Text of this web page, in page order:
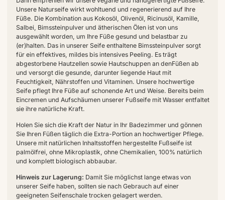
Unsere Naturseife wirkt wohltuend und regenerierend auf Ihre
Füße. Die Kombination aus Kokosöl, Olivenöl, Ricinusöl, Kamille,
Salbei, Bimssteinpulver und ätherischen Ölen ist von uns
ausgewählt worden, um Ihre Füße gesund und belastbar zu
(er)halten. Das in unserer Seife enthaltene Bimssteinpulver sorgt
für ein effektives, mildes bis intensives Peeling. Es trägt
abgestorbene Hautzellen sowie Hautschuppen an denFüßen ab
und versorgt die gesunde, darunter liegende Haut mit
Feuchtigkeit, Nährstoffen und Vitaminen. Unsere hochwertige
Seife pflegt Ihre Füße auf schonende Art und Weise. Bereits beim
Eincremen und Aufschäumen unserer Fußseife mit Wasser entfaltet
sie ihre natürliche Kraft.
Holen Sie sich die Kraft der Natur in Ihr Badezimmer und gönnen
Sie Ihren Füßen täglich die Extra-Portion an hochwertiger Pflege.
Unsere mit natürlichen Inhaltsstoffen hergestellte Fußseife ist
palmölfrei, ohne Mikroplastik, ohne Chemikalien, 100% natürlich
und komplett biologisch abbaubar.
Hinweis zur Lagerung: Damit Sie möglichst lange etwas von
unserer Seife haben, sollten sie nach Gebrauch auf einer
geeigneten Seifenschale trocken gelagert werden.